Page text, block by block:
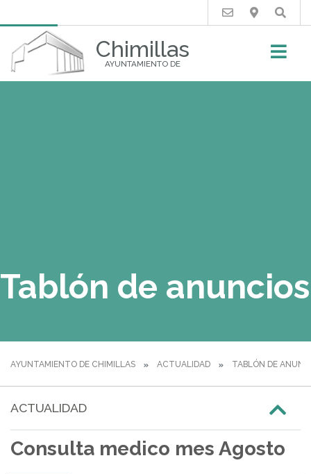
Chimillas
AYUNTAMIENTO DE
Buscar
Tablón de anuncios
AYUNTAMIENTO DE CHIMILLAS ACTUALIDAD TABLÓN DE
ACTUALIDAD
Consulta medico mes Agosto